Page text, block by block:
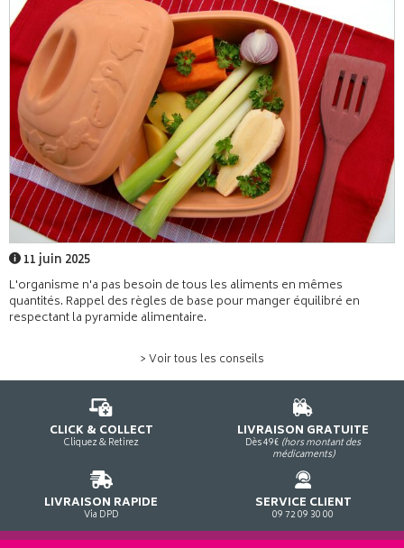
11 juin 2025
L'organisme n'a pas besoin de tous les aliments en mêmes
quantités. Rappel des règles de base pour manger équilibré en
respectant la pyramide alimentaire.
> Voir tous les conseils
CLICK & COLLECT
Cliquez & Retirez
LIVRAISON GRATUITE
Dès 49€ (hors montant des
médicaments)
LIVRAISON RAPIDE
Via DPD
SERVICE CLIENT
09 72 09 30 00